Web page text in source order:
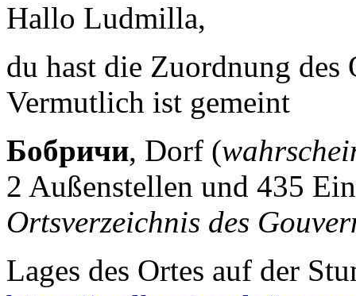
Hallo Ludmilla,
du hast die Zuordnung des
Vermutlich ist gemeint
Бобричи, Dorf (
2 Außenstellen und 435
Ortsverzeichnis des
Lages des Ortes auf der